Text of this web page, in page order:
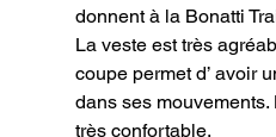
donnent à la Bonatti
La veste est très
coupe permet d’ avoir
dans ses
très confortable.